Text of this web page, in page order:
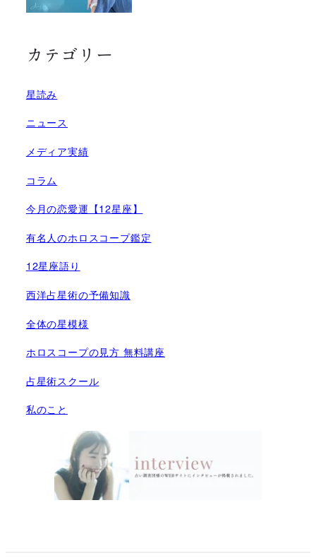
カテゴリー
星読み
ニュース
メディア実績
コラム
今月の恋愛運【12星座】
有名人のホロスコープ鑑定
12星座語り
西洋占星術の予備知識
全体の星模様
ホロスコープの見方 無料講座
占星術スクール
私のこと